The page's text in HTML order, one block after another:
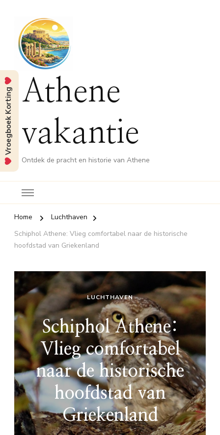
Athene
vakantie
Ontdek de pracht en historie van Athene
Home
Luchthaven
Schiphol Athene: Vlieg comfortabel naar de historische
hoofdstad van Griekenland
LUCHTHAVEN
Schiphol Athene:
Vlieg comfortabel
naar de historische
hoofdstad van
Griekenland
Vroegboek Korting